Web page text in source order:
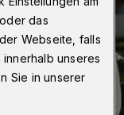
das
Webseite, falls
unseres
Sie in unserer